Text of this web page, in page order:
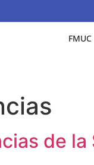
FMUC
de